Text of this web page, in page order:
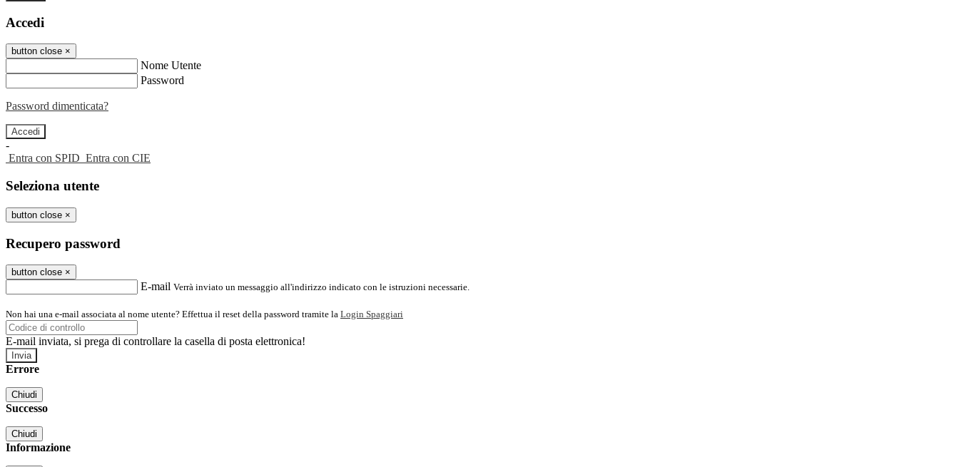
Accedi
button close ×
Nome Utente
Password
Password dimenticata?
-
Entra con SPID Entra con CIE
Seleziona utente
button close ×
Recupero password
button close ×
E-mail Verrà inviato un messaggio all'indirizzo indicato con le istruzioni necessarie.
Non hai una e-mail associata al nome utente? Effettua il reset della password tramite la Login Spaggiari
E-mail inviata, si prega di controllare la casella di posta elettronica!
Errore
Chiudi
Successo
Chiudi
Informazione